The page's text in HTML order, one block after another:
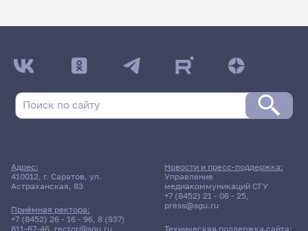
ДАТА ПОСЛЕДНЕГО ОБНОВЛЕНИЯ:
03.08.2026
Васильевна
Зачет
Основы механики сплошной
Адрес:
410012, г. Саратов, ул.
Астраханская, 83
Приёмная ректора:
+7 (8452) 26 - 16 - 96, 8 (937)
811-67-46, rector@sgu.ru
Новости и пресс-поддержка:
Управление
медиакоммуникаций СГУ
+7 (8452) 21 - 06 - 25,
press@sgu.ru
Техническая поддержка сайта: